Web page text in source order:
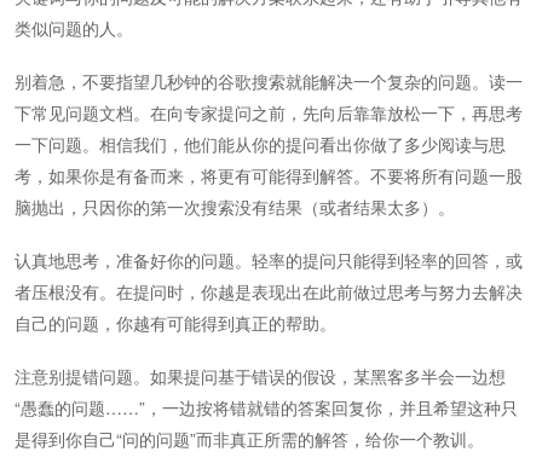
类似问题的人。
别着急，不要指望几秒钟的谷歌搜索就能解决一个复杂的问题。读一
下常见问题文档。在向专家提问之前，先向后靠靠放松一下，再思考
一下问题。相信我们，他们能从你的提问看出你做了多少阅读与思
考，如果你是有备而来，将更有可能得到解答。不要将所有问题一股
脑抛出，只因你的第一次搜索没有结果（或者结果太多）。
认真地思考，准备好你的问题。轻率的提问只能得到轻率的回答，或
者压根没有。在提问时，你越是表现出在此前做过思考与努力去解决
自己的问题，你越有可能得到真正的帮助。
注意别提错问题。如果提问基于错误的假设，某黑客多半会一边想
“愚蠢的问题……”，一边按将错就错的答案回复你，并且希望这种只
是得到你自己“问的问题”而非真正所需的解答，给你一个教训。